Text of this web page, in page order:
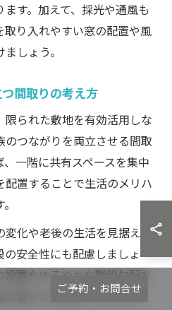
す。加えて、採光や通風も
り入れやすい窓の配置や風
しょう。
間取りの考え方
られた敷地を有効活用しな
つながりを両立させる間取
一階に共有スペースを集中
置することで生活のメリハ
化や老後の生活を見据え
安全性にも配慮しましょ
置やゆるやかな階段勾配を
に暮らせる住まいになりま
ご予約・お問合せ